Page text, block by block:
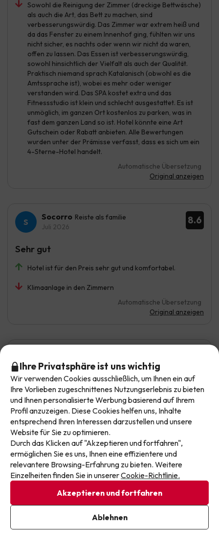
Sowohl die Reinigung der Zimmer (dreckige Bettwäsche)
als auch die Art, das Bett zu machen, sind
verbesserungswürdig. Das Zimmer war extrem heiß und
da das Fenster zu einem Innenhof ging, fühlten wir uns
nicht sicher, es nachts oder wenn wir nicht da waren,
offen zu lassen. Das Essen ist verbesserungswürdig,
sowohl hinsichtlich der Vielfalt als auch der Qualität.
Praktisch niemand sprach Katalanisch (obwohl es die
Amtssprache ist), wobei es mehr oder weniger
verstanden wird. Das SPA kostet extra und das
Fitnessstudio ist klein und schlecht ausgestattet. Es ist
unmöglich, im ganzen Ort kostenlos zu parken, was in
fast dem ganzen Land so ist. Hotel könnte eine Art
Gutschein oder Rabatt anbieten. Alle Bewertungen
wurden unter der Prämisse verfasst, dass es sich um ein
4-Sterne-Hotel handelt.
Automatische Übersetzung
Original anzeigen
8.6
Socorro Reiste als familie
Juli 2026
Hotel ist für den Preis sehr gut und komfortabel.
Klimaanlage in den Zimmern
Automatische Übersetzung
Original anzeigen
Sehr gut
Juli 2026
Das Paket war in Ordnung. Die Lage des Hotels ist
perfekt, direkt am Ende der Kabinenbahn von Canillo.
Das Zimmer, in dem wir waren, war groß. Das
Empfangspersonal war eine 10, aber das
Servicepersonal im Restaurant war ziemlich knapp und
wenig freundlich.
Die Abendessen sind ziemlich schrecklich. Sehr wenig
Auswahl und von schlechter Qualität.
Automatische Übersetzung
Original anzeigen
Durchschnittlich
Lasst euch kein Angebot mehr entgehen!
Unsere Angebote ändern sich täglich. Hinterlasst
eure E-Mail-Adresse und erhaltet jede Woche eine
handverlesene Auswahl unserer neuesten
Urlaubsdeals, damit ihr nie wieder einen Top-Preis
verpasst.
E-Mail-Adresse
Ich bin bereits angemeldet
Indem Sie unseren Newsletter abonnieren, geben Sie Ihr
Einverständnis, Marketingmitteilungen von Jump2spain.com zu
Ihre Privatsphäre ist uns wichtig
Wir verwenden Cookies ausschließlich, um Ihnen ein auf
Ihre Vorlieben zugeschnittenes Nutzungserlebnis zu bieten
und Ihnen personalisierte Werbung basierend auf Ihrem
Profil anzuzeigen. Diese Cookies helfen uns, Inhalte
entsprechend Ihren Interessen darzustellen und unsere
Website für Sie zu optimieren.
Durch das Klicken auf "Akzeptieren und fortfahren",
ermöglichen Sie es uns, Ihnen eine effizientere und
relevantere Browsing-Erfahrung zu bieten. Weitere
Einzelheiten finden Sie in unsererCookie-Richtlinie.
Akzeptieren und fortfahren
Ablehnen